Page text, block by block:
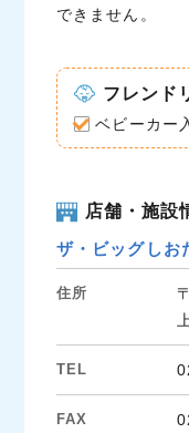
できません。
フレンド
ベビーカー
店舗・施設
ザ・ビッグしお
住所
TEL
FAX